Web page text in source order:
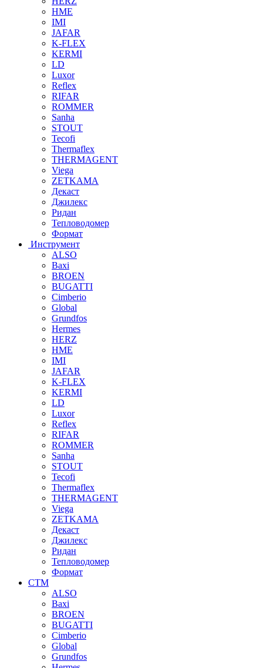
HME
IMI
JAFAR
K-FLEX
KERMI
LD
Luxor
Reflex
RIFAR
ROMMER
Sanha
STOUT
Tecofi
Thermaflex
THERMAGENT
Viega
ZETKAMA
Декаст
Джилекс
Ридан
Тепловодомер
Формат
Инструмент
ALSO
Baxi
BROEN
BUGATTI
Cimberio
Global
Grundfos
Hermes
HERZ
HME
IMI
JAFAR
K-FLEX
KERMI
LD
Luxor
Reflex
RIFAR
ROMMER
Sanha
STOUT
Tecofi
Thermaflex
THERMAGENT
Viega
ZETKAMA
Декаст
Джилекс
Ридан
Тепловодомер
Формат
СТМ
ALSO
Baxi
BROEN
BUGATTI
Cimberio
Global
Grundfos